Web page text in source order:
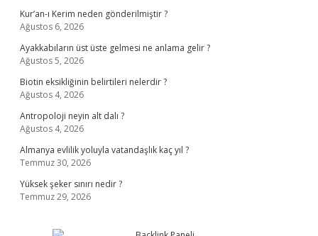
Kur’an-ı Kerim neden gönderilmiştir ?
Ağustos 6, 2026
Ayakkabıların üst üste gelmesi ne anlama gelir ?
Ağustos 5, 2026
Biotin eksikliğinin belirtileri nelerdir ?
Ağustos 4, 2026
Antropoloji neyin alt dalı ?
Ağustos 4, 2026
Almanya evlilik yoluyla vatandaşlık kaç yıl ?
Temmuz 30, 2026
Yüksek şeker sınırı nedir ?
Temmuz 29, 2026